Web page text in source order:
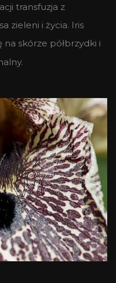
transfuzja z
zieleni i życia. Iris
na skórze półbrzydki i